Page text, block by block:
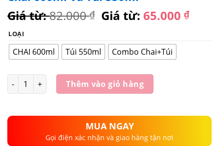
Giá từ:82.000₫ Giá từ: 65.000₫
LOẠI
CHAI 600ml Túi 550ml Combo Chai+Túi
Số lượng Thêm vào giỏ hàng
MUA NGAY
Gọi điện xác nhận và giao hàng tận nơi